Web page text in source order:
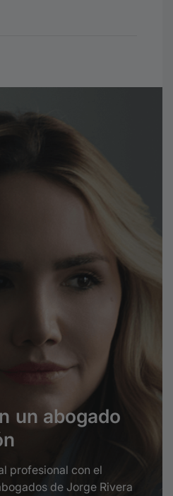
un abogado
profesional con el
de Jorge Rivera